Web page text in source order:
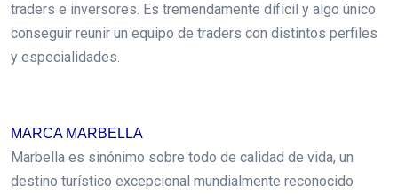
traders e inversores. Es tremendamente difícil y algo único
conseguir reunir un equipo de traders con distintos perfiles
y especialidades.
MARCA MARBELLA
Marbella es sinónimo sobre todo de calidad de vida, un
destino turístico excepcional mundialmente reconocido